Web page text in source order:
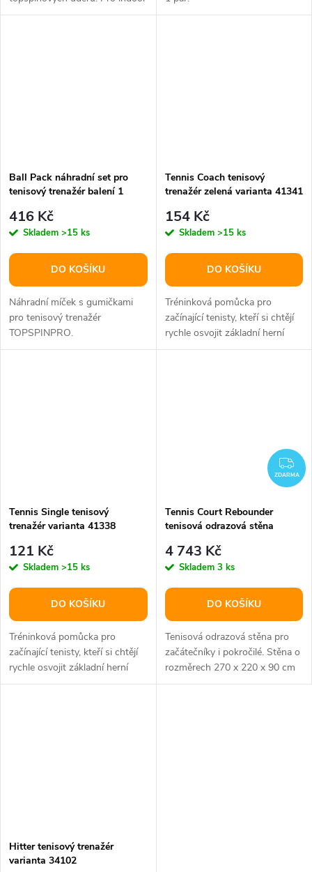
i outdoor použití.
Ball Pack náhradní set pro
tenisový trenažér balení 1
416 Kč
Skladem >15 ks
DO KOŠÍKU
Náhradní míček s gumičkami
pro tenisový trenažér
TOPSPINPRO.
Tennis Coach tenisový
trenažér zelená varianta 41341
154 Kč
Skladem >15 ks
DO KOŠÍKU
Tréninková pomůcka pro
začínající tenisty, kteří si chtějí
rychle osvojit základní herní
dovednosti. Plnitelná...
Tennis Single tenisový
trenažér varianta 41338
121 Kč
Skladem >15 ks
DO KOŠÍKU
Tréninková pomůcka pro
začínající tenisty, kteří si chtějí
rychle osvojit základní herní
dovednosti. Plnitelná...
ZDARMA
Tennis Court Rebounder
tenisová odrazová stěna
4 743 Kč
Skladem 3 ks
DO KOŠÍKU
Tenisová odrazová stěna pro
začátečníky i pokročilé. Stěna o
rozměrech 270 x 220 x 90 cm
zlepší vaše tenisové umění.
Hitter tenisový trenažér
varianta 34102